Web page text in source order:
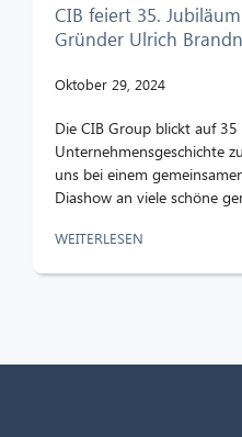
CIB feiert 35.
Gründer Ulrich
Oktober 29, 2024
Die CIB Group blickt auf 35
Unternehmensgeschichte
uns bei einem
Diashow an viele schöne
WEITERLESEN